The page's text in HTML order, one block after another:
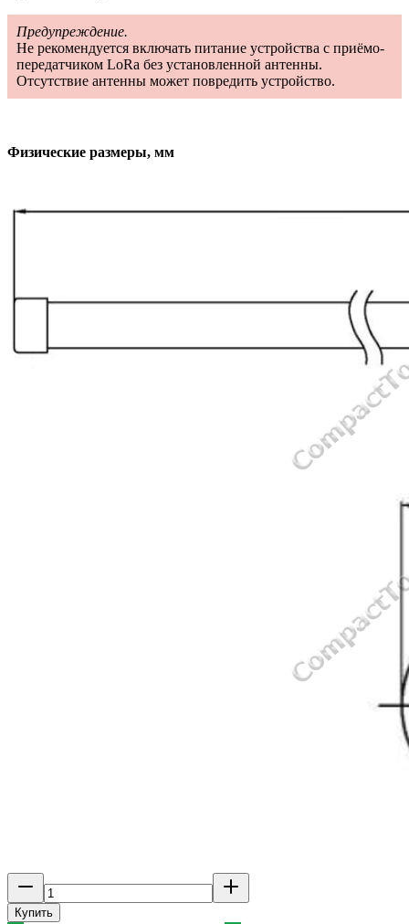
Предупреждение.
Не рекомендуется включать питание устройства с приёмо-
передатчиком LoRa без установленной антенны.
Отсутствие антенны может повредить устройство.
Физические размеры, мм
Купить